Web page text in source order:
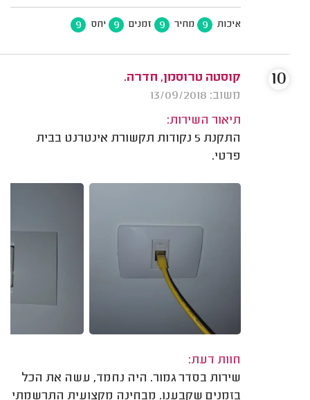
איכות 9 מחיר 9 זמנים 9 יחס 9
קוסטה טרוסמן, חדרה.
משוב: 13/09/2018
תיאור השירות:
התקנת 5 נקודות תקשורת אינטרנט בבית
פרטי.
חוות דעת:
שירות בסדר גמור. היה נחמד, עשה את הכל
בזמנים שקבענו. מבחינה מקצועית התרשמתי
10